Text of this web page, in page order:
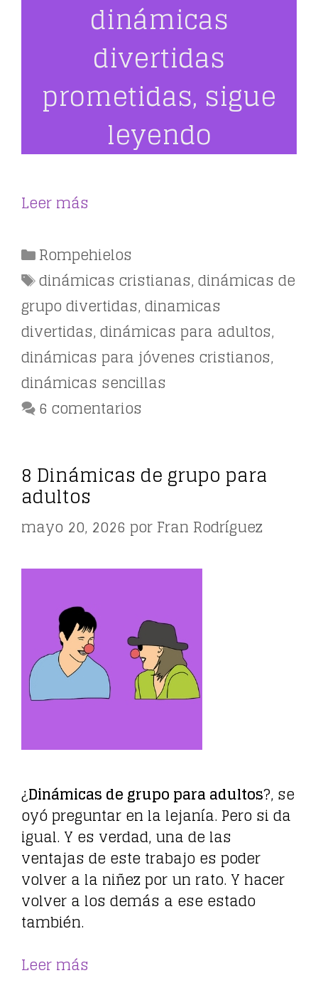
dinámicas
divertidas
prometidas, sigue
leyendo
Leer más
Categorías
Rompehielos
Etiquetas
dinámicas cristianas,dinámicas de
grupo divertidas,dinamicas
divertidas,dinámicas para adultos,
dinámicas para jóvenes cristianos,
dinámicas sencillas
6 comentarios
8 Dinámicas de grupo para
adultos
mayo 20, 2026 porFran Rodríguez
¿Dinámicas de grupo para adultos?, se
oyó preguntar en la lejanía. Pero si da
igual. Y es verdad, una de las
ventajas de este trabajo es poder
volver a la niñez por un rato. Y hacer
volver a los demás a ese estado
también.
Leer más